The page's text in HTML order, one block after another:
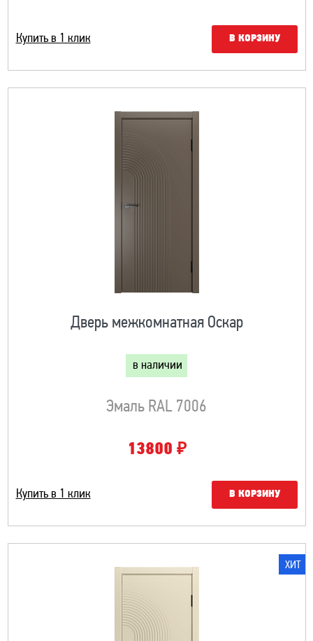
Купить в 1 клик В КОРЗИНУ
Дверь межкомнатная Оскар
в наличии
Эмаль RAL 7006
13800 ₽
Купить в 1 клик В КОРЗИНУ
ХИТ